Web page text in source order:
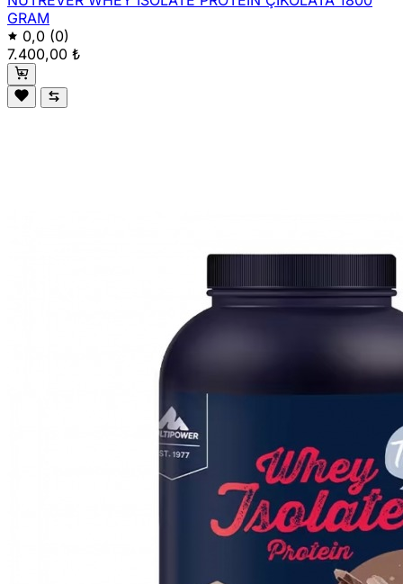
GRAM
0,0 (0)
7.400,00 ₺